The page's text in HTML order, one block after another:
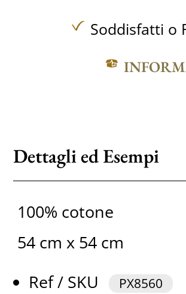
Soddisfatti o
Dettagli ed Esempi
100% cotone
54 cm x 54 cm
Ref / SKU
PX8560